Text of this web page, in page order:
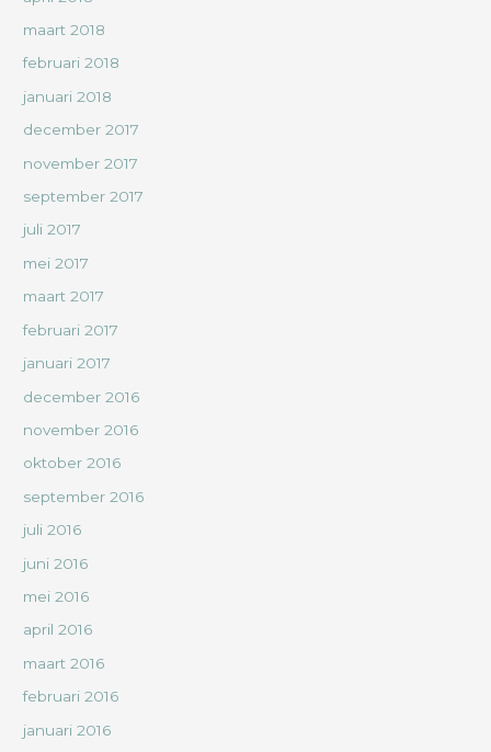
maart 2018
februari 2018
januari 2018
december 2017
november 2017
september 2017
juli 2017
mei 2017
maart 2017
februari 2017
januari 2017
december 2016
november 2016
oktober 2016
september 2016
juli 2016
juni 2016
mei 2016
april 2016
maart 2016
februari 2016
januari 2016